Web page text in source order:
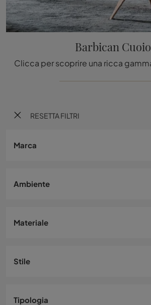
RESETTA FILTRI
Marca
Ambiente
Materiale
Stile
Tipologia
Barbican Cuoio